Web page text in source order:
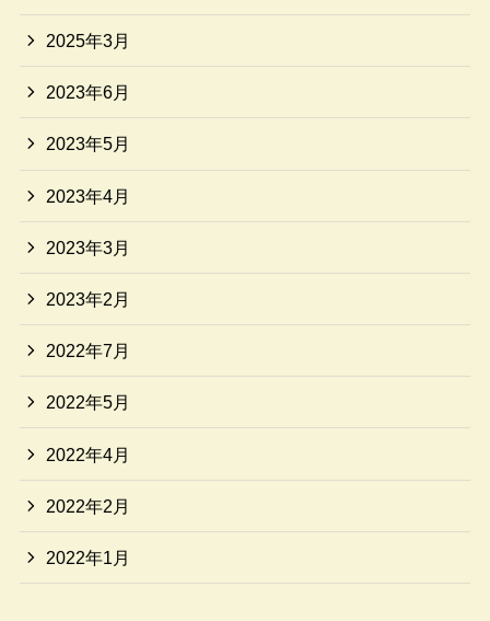
2025年3月
2023年6月
2023年5月
2023年4月
2023年3月
2023年2月
2022年7月
2022年5月
2022年4月
2022年2月
2022年1月